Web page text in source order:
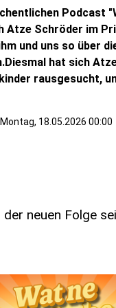
Podcast
Atze Schröder im
und uns so über
hat sich
rausgesucht,
Montag, 18.05.2026 00:00
neuen Folge